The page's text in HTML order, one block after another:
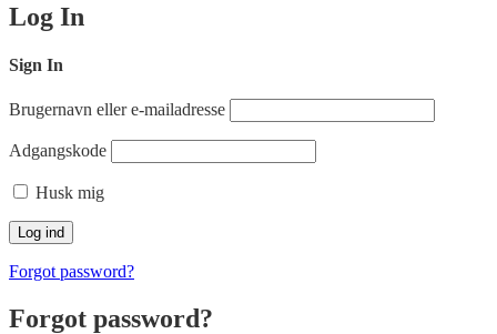
Log In
Sign In
Brugernavn eller e-mailadresse
Adgangskode
Husk mig
Forgot password?
Forgot password?